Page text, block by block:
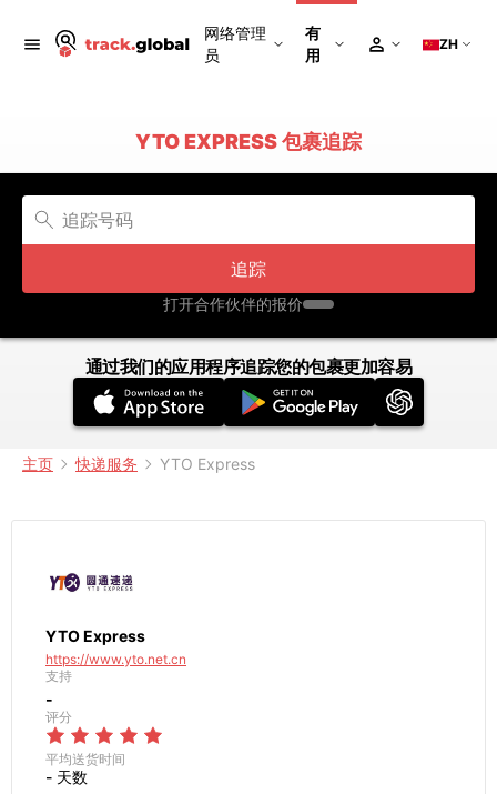
网络管理
员
有
用
ZH
YTO EXPRESS 包裹追踪
追踪
打开合作伙伴的报价
通过我们的应用程序追踪您的包裹更加容易
主页 快递服务 YTO Express
YTO Express
https://www.yto.net.cn
支持
-
评分
平均送货时间
- 天数